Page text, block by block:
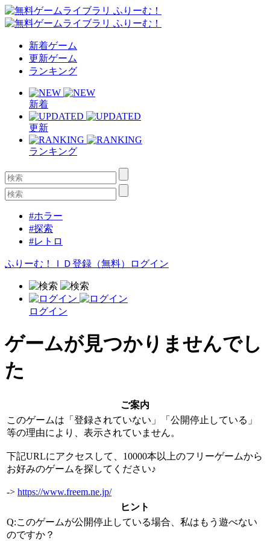
新着ゲーム
更新ゲーム
ランキング
新着
更新
ランキング
#ホラー
#探索
#レトロ
ふりーむ！ＩＤ登録（無料） ログイン
ログイン
ゲームが見つかりませんでし
た
ご案内
このゲームは「登録されていない」「公開停止している」
等の理由により、表示されていません。
下記URLにアクセスして、10000本以上のフリーゲームから
お好みのゲームを探してください♪
-> https://www.freem.ne.jp/
ヒント
Q:このゲームが公開停止している場合、私はもう遊べない
のですか？